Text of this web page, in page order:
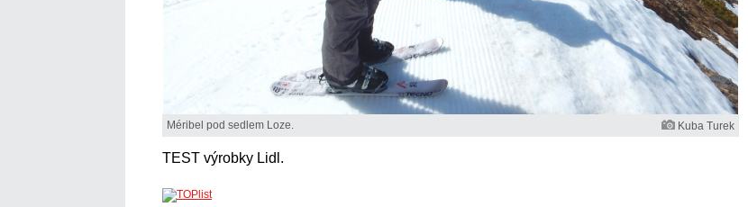
Méribel pod sedlem Loze. Kuba Turek
TEST výrobky Lidl.